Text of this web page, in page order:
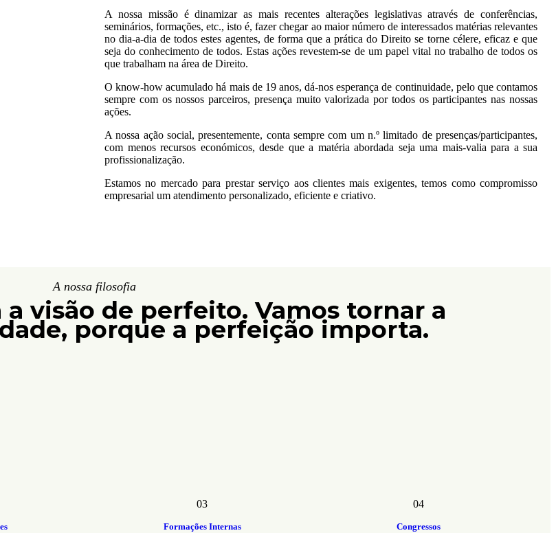
A nossa missão é dinamizar as mais recentes alterações legislativas através de conferências,
seminários, formações, etc., isto é, fazer chegar ao maior número de interessados matérias relevantes
no dia-a-dia de todos estes agentes, de forma que a prática do Direito se torne célere, eficaz e que
seja do conhecimento de todos. Estas ações revestem-se de um papel vital no trabalho de todos os
que trabalham na área de Direito.
O know-how acumulado há mais de 19 anos, dá-nos esperança de continuidade, pelo que contamos
sempre com os nossos parceiros, presença muito valorizada por todos os participantes nas nossas
ações.
A nossa ação social, presentemente, conta sempre com um n.º limitado de presenças/participantes,
com menos recursos económicos, desde que a matéria abordada seja uma mais-valia para a sua
profissionalização.
Estamos no mercado para prestar serviço aos clientes mais exigentes, temos como compromisso
empresarial um atendimento personalizado, eficiente e criativo.
A nossa filosofia
visão de perfeito. Vamos tornar a
porque a perfeição importa.
03
Formações Internas
04
Congressos